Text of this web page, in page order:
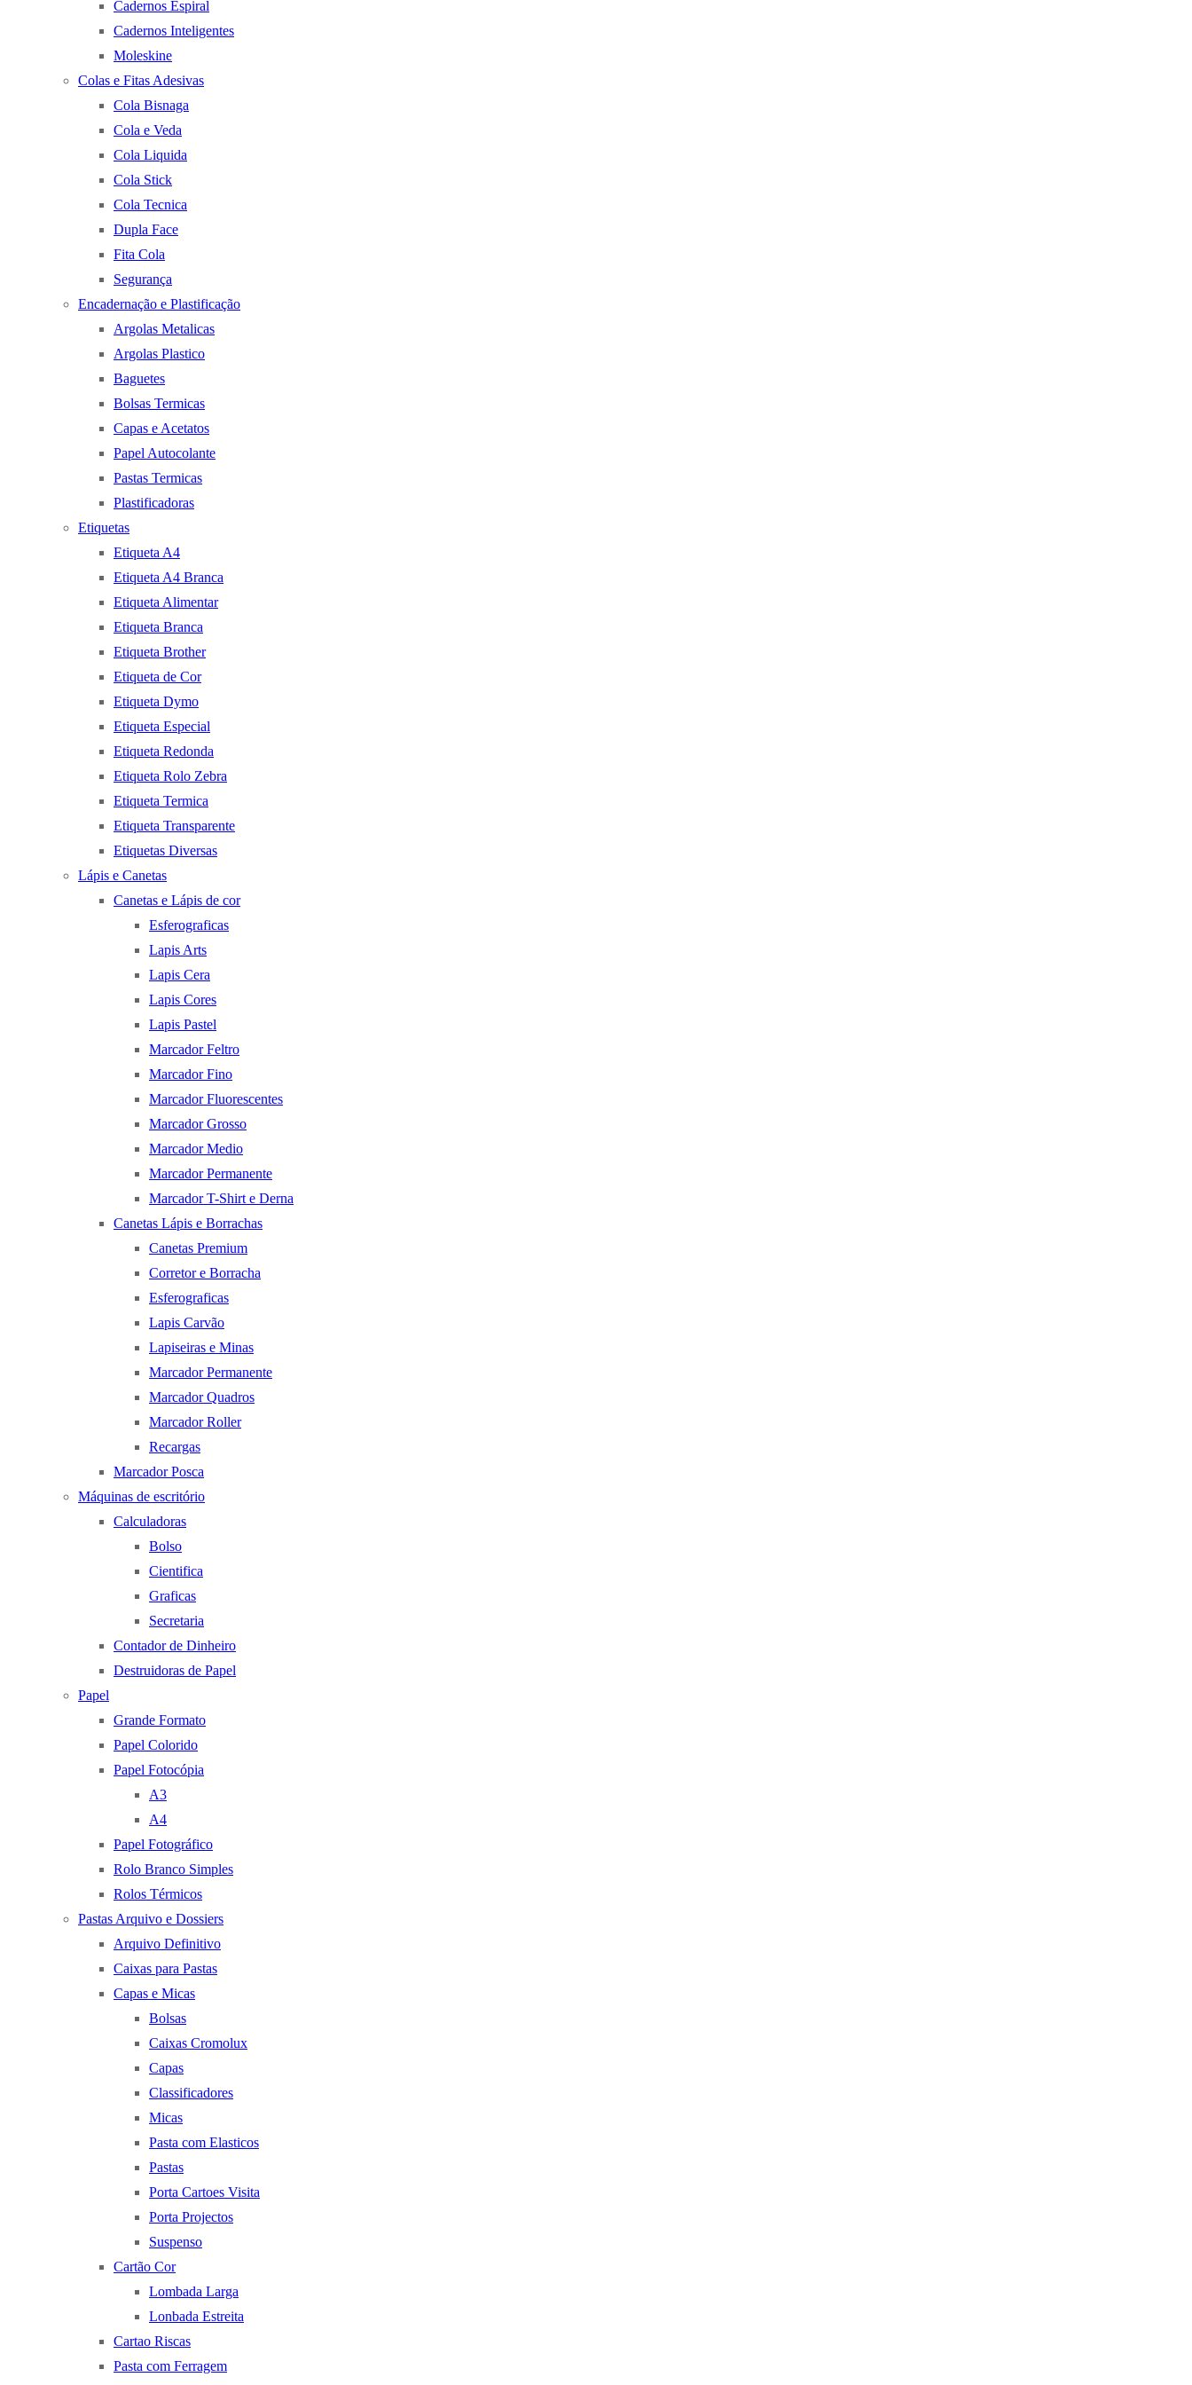
Cadernos Espiral
Cadernos Inteligentes
Moleskine
Colas e Fitas Adesivas
Cola Bisnaga
Cola e Veda
Cola Liquida
Cola Stick
Cola Tecnica
Dupla Face
Fita Cola
Segurança
Encadernação e Plastificação
Argolas Metalicas
Argolas Plastico
Baguetes
Bolsas Termicas
Capas e Acetatos
Papel Autocolante
Pastas Termicas
Plastificadoras
Etiquetas
Etiqueta A4
Etiqueta A4 Branca
Etiqueta Alimentar
Etiqueta Branca
Etiqueta Brother
Etiqueta de Cor
Etiqueta Dymo
Etiqueta Especial
Etiqueta Redonda
Etiqueta Rolo Zebra
Etiqueta Termica
Etiqueta Transparente
Etiquetas Diversas
Lápis e Canetas
Canetas e Lápis de cor
Esferograficas
Lapis Arts
Lapis Cera
Lapis Cores
Lapis Pastel
Marcador Feltro
Marcador Fino
Marcador Fluorescentes
Marcador Grosso
Marcador Medio
Marcador Permanente
Marcador T-Shirt e Derna
Canetas Lápis e Borrachas
Canetas Premium
Corretor e Borracha
Esferograficas
Lapis Carvão
Lapiseiras e Minas
Marcador Permanente
Marcador Quadros
Marcador Roller
Recargas
Marcador Posca
Máquinas de escritório
Calculadoras
Bolso
Cientifica
Graficas
Secretaria
Contador de Dinheiro
Destruidoras de Papel
Papel
Grande Formato
Papel Colorido
Papel Fotocópia
A3
A4
Papel Fotográfico
Rolo Branco Simples
Rolos Térmicos
Pastas Arquivo e Dossiers
Arquivo Definitivo
Caixas para Pastas
Capas e Micas
Bolsas
Caixas Cromolux
Capas
Classificadores
Micas
Pasta com Elasticos
Pastas
Porta Cartoes Visita
Porta Projectos
Suspenso
Cartão Cor
Lombada Larga
Lonbada Estreita
Cartao Riscas
Pasta com Ferragem